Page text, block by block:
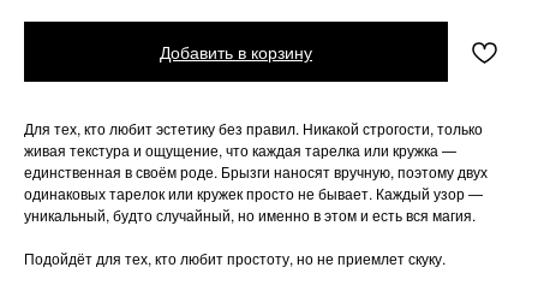
Добавить в корзину
Для тех, кто любит эстетику без правил. Никакой строгости, только
живая текстура и ощущение, что каждая тарелка или кружка —
единственная в своём роде. Брызги наносят вручную, поэтому двух
одинаковых тарелок или кружек просто не бывает. Каждый узор —
уникальный, будто случайный, но именно в этом и есть вся магия.
Подойдёт для тех, кто любит простоту, но не приемлет скуку.